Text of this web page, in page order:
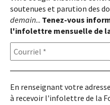
consentez à recevoir
Seligmann,
confidentialité. Il vous
désabonner à tout
Copyright © 2026Fondation Seligmann
soutenues et parution des
demain... Tenez-vous
l'infolettre mensuelle de
En renseignant votre
à recevoir l'infolettre de la